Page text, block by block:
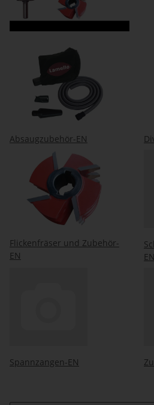
Absaugzubehör-EN
Flickenfräser und Zubehör-
EN
EN
Spannzangen-EN